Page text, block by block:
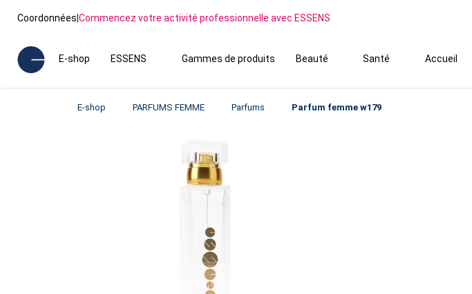
Coordonnées|Commencez votre activité professionnelle avec ESSENS
E-shop ESSENS Gammes de produits Beauté Santé Accueil
E-shop PARFUMS FEMME Parfums Parfum femme w179